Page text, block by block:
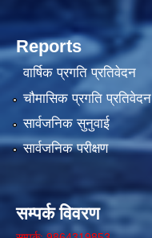
Reports
वार्षिक प्रगति प्रतिवेदन
चौमासिक प्रगति प्रतिवेदन
सार्वजनिक सुनुवाई
सार्वजनिक परीक्षण
सम्पर्क विवरण